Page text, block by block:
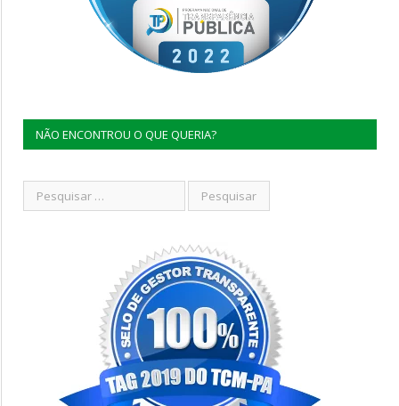
NÃO ENCONTROU O QUE QUERIA?